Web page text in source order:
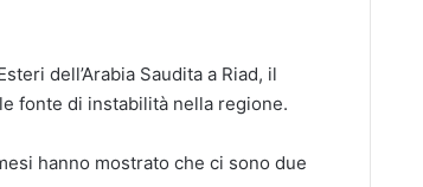
dell’Arabia Saudita a Riad, il
fonte di instabilità nella regione.
hanno mostrato che ci sono due